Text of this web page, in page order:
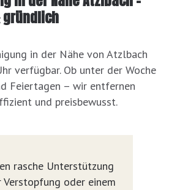
gründlich
in der Nähe von Atzlbach
verfügbar. Ob unter der Woche
Feiertagen – wir entfernen
und preisbewusst.
rasche Unterstützung
Verstopfung oder einem